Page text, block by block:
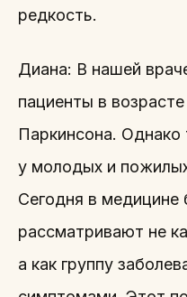
редкость.
Диана: В нашей
пациенты в
Паркинсона. Однако
у молодых и
Сегодня в медицине
рассматривают не
а как группу